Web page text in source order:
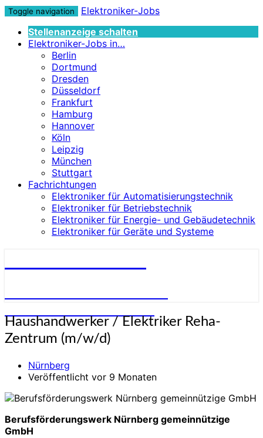
Toggle navigation
Elektroniker-Jobs
Stellenanzeige schalten
Elektroniker-Jobs in…
Berlin
Dortmund
Dresden
Düsseldorf
Frankfurt
Hamburg
Hannover
Köln
Leipzig
München
Stuttgart
Fachrichtungen
Elektroniker für Automatisierungstechnik
Elektroniker für Betriebstechnik
Elektroniker für Energie- und Gebäudetechnik
Elektroniker für Geräte und Systeme
Haushandwerker
/
Elektriker
Zentrum
(m/w/d)
Haushandwerker / Elektriker Reha-
Zentrum (m/w/d)
Nürnberg
Veröffentlicht vor 9 Monaten
Berufsförderungswerk Nürnberg gemeinnützige
GmbH